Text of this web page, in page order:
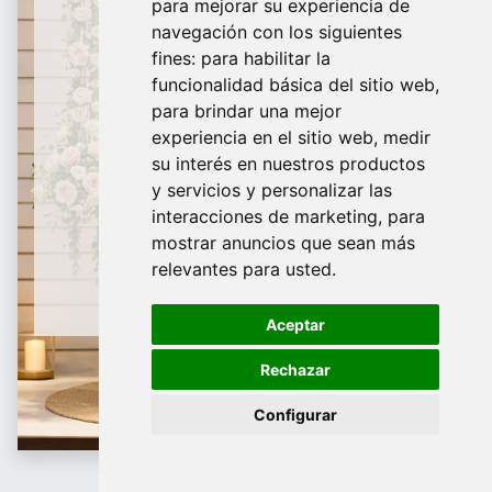
para mejorar su experiencia de
navegación con los siguientes
fines: para habilitar la
funcionalidad básica del sitio web,
para brindar una mejor
experiencia en el sitio web, medir
su interés en nuestros productos
y servicios y personalizar las
interacciones de marketing, para
mostrar anuncios que sean más
relevantes para usted.
Aceptar
Rechazar
Configurar
De domingo a Viernes
¿Te ayudamos?
688 097 373​
info@tridecor.net
Contáctanos
Cartelería y Señalética